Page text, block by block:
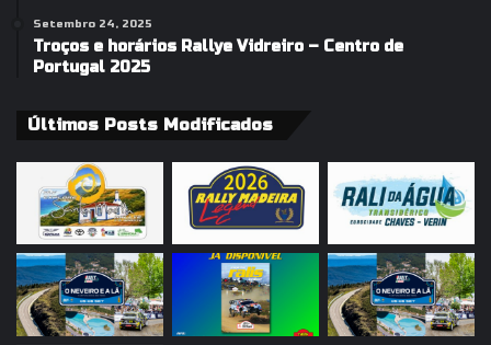
Setembro 24, 2025
Troços e horários Rallye Vidreiro – Centro de
Portugal 2025
Últimos Posts Modificados